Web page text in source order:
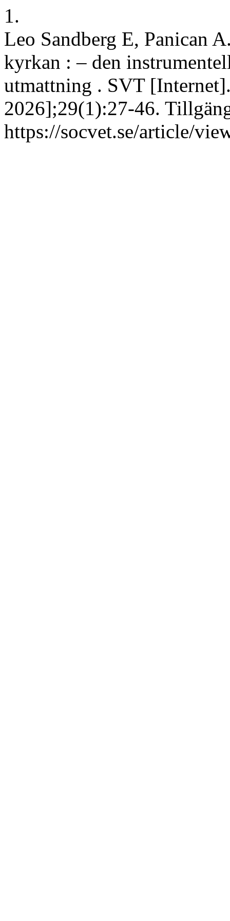
1.
Leo Sandberg E, Panican
kyrkan : – den
utmattning . SVT
2026];29(1):27-46.
https://socvet.se/article/